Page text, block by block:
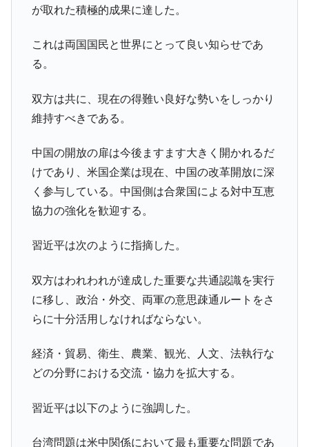
Fact1 セレクトセールの高額取引馬が稼いだ金額とは？
が取れた積極的成果に達した。
これは両国国民と世界にとって良い知らせであ
る。
双方は共に、現在の得難い良好な勢いをしっかり
維持すべきである。
中国の開放の扉は今後ますます大きく開かれるだ
けであり、米国企業は現在、中国の改革開放に深
く参与している。中国側は合衆国による対中互恵
協力の強化を歓迎する。
習近平は次のように指摘した。
双方はわれわれが達成した重要な共通認識を実行
に移し、政治・外交、両軍の意思疎通ルートをさ
らに十分活用しなければならない。
経済・貿易、衛生、農業、観光、人文、法執行な
どの分野における交流・協力を拡大する。
習近平は以下のように強調した。
台湾問題は米中関係において最も重要な問題であ